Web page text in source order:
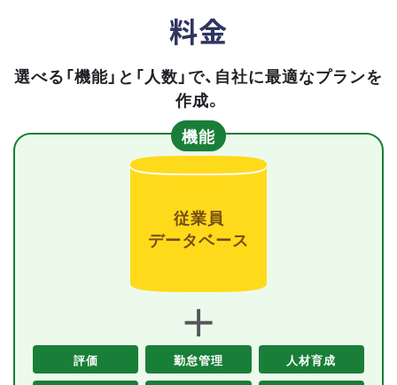
料金
選べる「機能」と「人数」で、自社に最適なプランを
作成。
機能
従業員
データベース
＋
評価 勤怠管理 人材育成